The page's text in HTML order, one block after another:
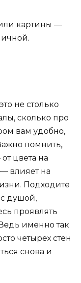
картины —
не столько
сколько про
вам удобно,
помнить,
цвета на
влияет на
Подходите
душой,
проявлять
именно так
четырех стен
снова и